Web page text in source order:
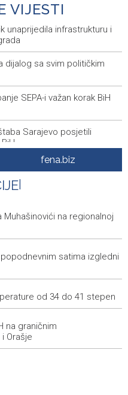
VIJESTI
unaprijedila infrastrukturu i
dijalog sa svim političkim
SEPA-i važan korak BiH
Sarajevo posjetili
preuzimanje Warner
dobiti elektronski pristup e-
koracima za rješavanje
vrtova i javnih površina
i noćenja, tokom Merlinovih
Muhašinovići na
fena.biz
na regionalnoj
satima izgledni
od 34 do 41 stepen
na graničnim
Orašje